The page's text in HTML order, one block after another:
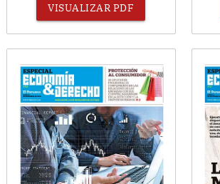
VISUALIZAR PDF